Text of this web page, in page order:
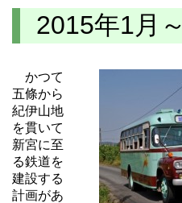
2015年1月
かつて
五條から
紀伊山地
を貫いて
新宮に至
る鉄道を
建設する
計画があ